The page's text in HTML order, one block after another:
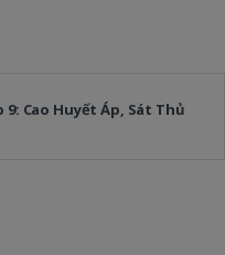
9: Cao Huyết Áp, Sát Thủ